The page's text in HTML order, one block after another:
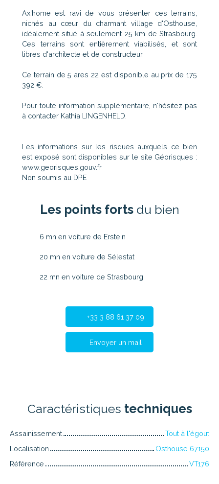
Ax'home est ravi de vous présenter ces terrains,
nichés au cœur du charmant village d'Osthouse,
idéalement situé à seulement 25 km de Strasbourg.
Ces terrains sont entièrement viabilisés, et sont
libres d'architecte et de constructeur.
Ce terrain de 5 ares 22 est disponible au prix de 175
392 €.
Pour toute information supplémentaire, n'hésitez pas
à contacter Kathia LINGENHELD.
Les informations sur les risques auxquels ce bien
est exposé sont disponibles sur le site Géorisques :
www.georisques.gouv.fr
Non soumis au DPE
Les points fortsdu bien
6 mn en voiture de Erstein
20 mn en voiture de Sélestat
22 mn en voiture de Strasbourg
+33 3 88 61 37 09
Envoyer un mail
Caractéristiques techniques
Assainissement
Tout à l'égout
Localisation
Osthouse 67150
Référence
VT176